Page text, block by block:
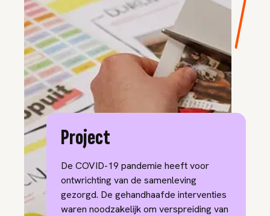
Project
De COVID-19 pandemie heeft voor
ontwrichting van de samenleving
gezorgd. De gehandhaafde interventies
waren noodzakelijk om verspreiding van